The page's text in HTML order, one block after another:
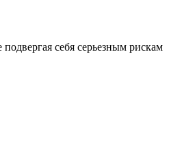
себя серьезным рискам